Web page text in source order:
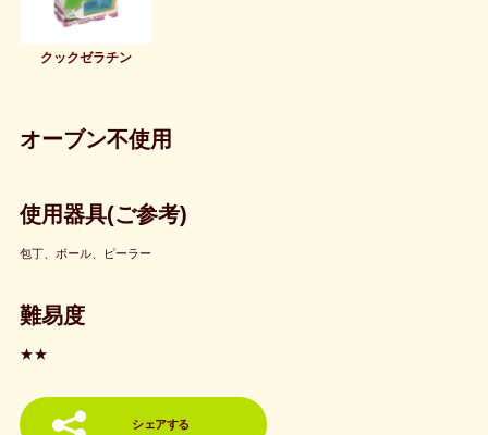
クックゼラチン
オーブン不使用
使用器具(ご参考)
包丁、ボール、ピーラー
難易度
★★
シェアする